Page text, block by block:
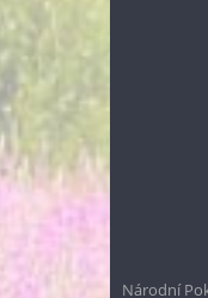
Národní